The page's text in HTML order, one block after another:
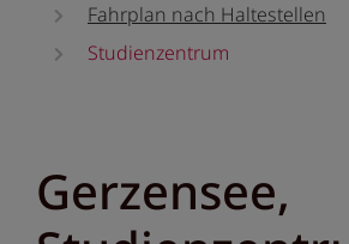
Fahrplan nach Haltestellen
Studienzentrum
Gerzensee,